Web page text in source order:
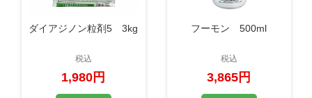
ダイアジノン粒剤5 3kg
税込
1,980円
フーモン 500ml
税込
3,865円